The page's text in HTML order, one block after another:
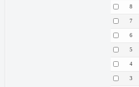
8
7
6
5
4
3